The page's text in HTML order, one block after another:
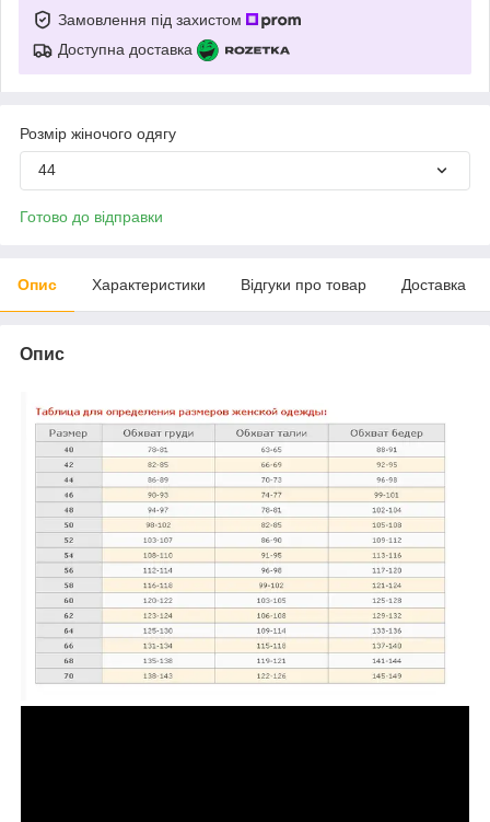
Замовлення під захистом
Доступна доставка
Розмір жіночого одягу
44
Готово до відправки
Опис Характеристики Відгуки про товар Доставка
Опис